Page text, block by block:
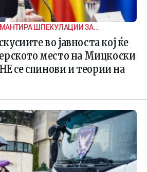
ШПЕКУЛАЦИИ ЗА
во јавноста кој ќе
место на Мицкоски
спинови и теории на